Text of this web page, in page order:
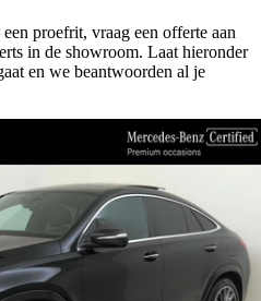
proefrit, vraag een offerte aan
in de showroom. Laat hieronder
en we beantwoorden al je